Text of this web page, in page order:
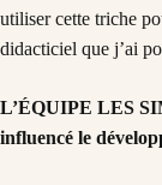
utiliser cette triche
didacticiel que j’ai
L’ÉQUIPE LES
influencé le